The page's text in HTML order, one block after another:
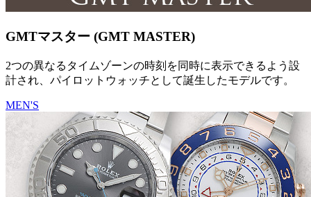
GMTマスター (GMT MASTER)
2つの異なるタイムゾーンの時刻を同時に表示できるよう設
計され、パイロットウォッチとして誕生したモデルです。
MEN'S